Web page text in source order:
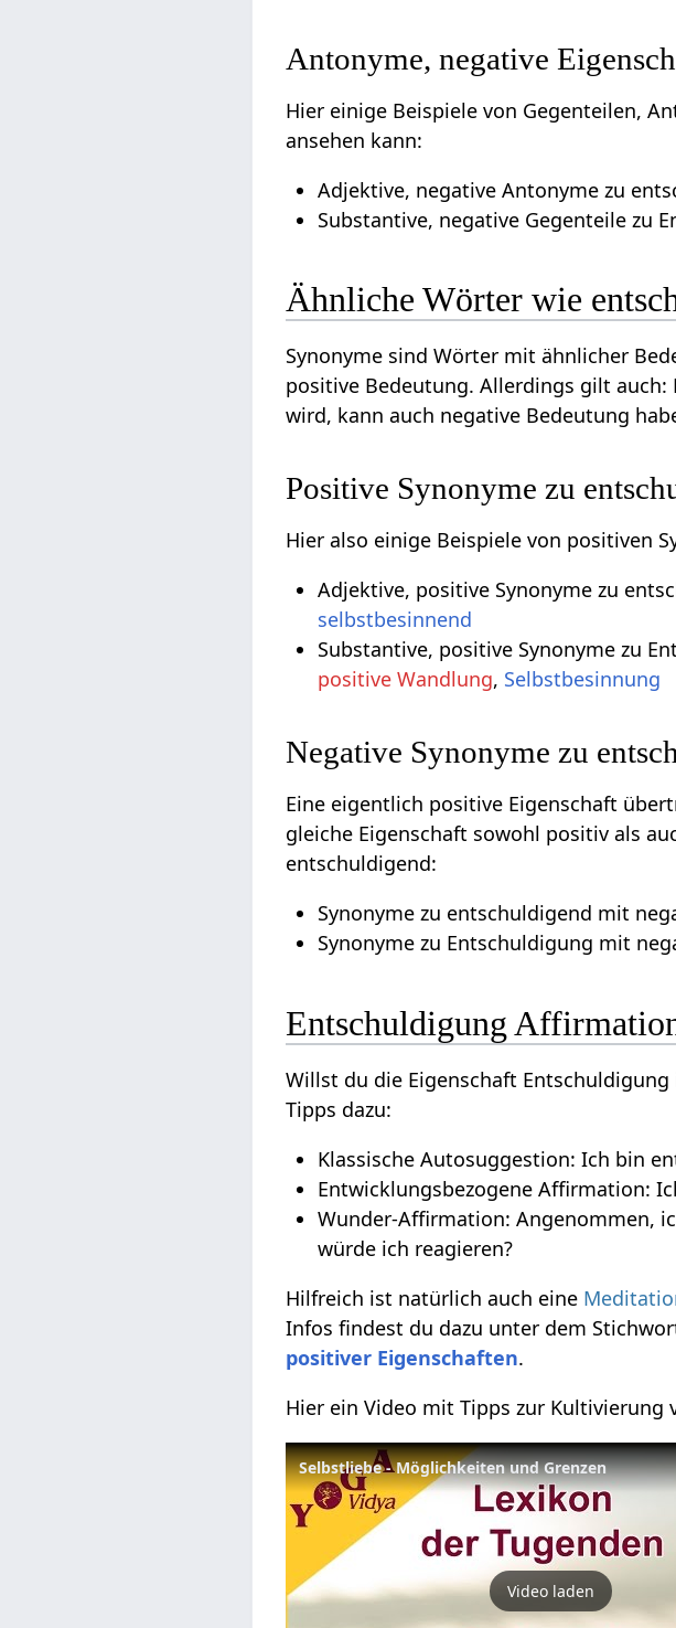
Antonyme, negative
Hier einige Beispiele von Gegenteilen,
ansehen kann:
Adjektive, negative Antonyme zu
Substantive, negative Gegenteile zu
Ähnliche Wörter wie
Synonyme sind Wörter mit ähnlicher
positive Bedeutung. Allerdings gilt auch:
wird, kann auch negative Bedeutung
Positive Synonyme zu
Hier also einige Beispiele von positiven
Adjektive, positive Synonyme zu
selbstbesinnend
Substantive, positive Synonyme zu
positive Wandlung, Selbstbesinnung
Negative Synonyme zu
Eine eigentlich positive Eigenschaft
gleiche Eigenschaft sowohl positiv als
entschuldigend:
Synonyme zu entschuldigend mit
Synonyme zu Entschuldigung mit
Entschuldigung
Willst du die Eigenschaft
Tipps dazu:
Klassische Autosuggestion: Ich bin
Entwicklungsbezogene Affirmation:
Wunder-Affirmation: Angenommen,
würde ich reagieren?
Hilfreich ist natürlich auch eine
Infos findest du dazu unter dem
positiver Eigenschaften.
Hier ein Video mit Tipps zur Kultivierung
Selbstliebe - Möglichkeiten und Grenzen
Video laden